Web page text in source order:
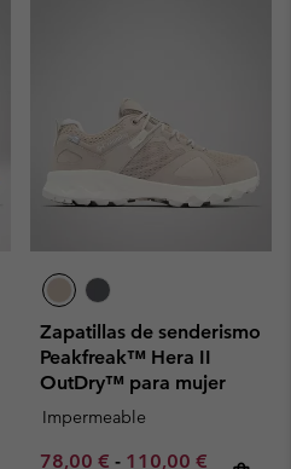
Zapatillas de senderismo
Peakfreak™ Hera II
OutDry™ para mujer
Impermeable
Minimum sale price:
78,00 € - Maximum sale
110,00 € Regular